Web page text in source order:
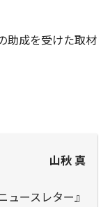
助成を受けた取材
山秋 真
ュースレター』